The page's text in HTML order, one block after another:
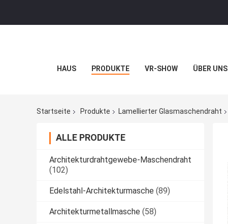
HAUS PRODUKTE VR-SHOW ÜBER UNS
Startseite Produkte Lamellierter Glasmaschendraht
ALLE PRODUKTE
Architekturdrahtgewebe-Maschendraht
(102)
Edelstahl-Architekturmasche (89)
Architekturmetallmasche (58)